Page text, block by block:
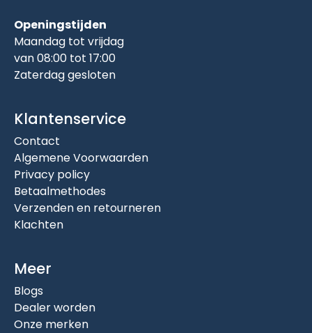
Openingstijden
Maandag tot vrijdag
van 08:00 tot 17:00
Zaterdag gesloten
Klantenservice
Contact
Algemene Voorwaarden
Privacy policy
Betaalmethodes
Verzenden en retourneren
Klachten
Meer
Blogs
Dealer worden
Onze merken